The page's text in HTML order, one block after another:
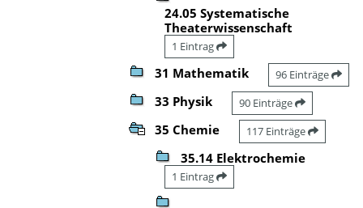
24.05 Systematische
Theaterwissenschaft
1 Eintrag
31 Mathematik 96 Einträge
33 Physik 90 Einträge
35 Chemie 117 Einträge
35.14 Elektrochemie
1 Eintrag